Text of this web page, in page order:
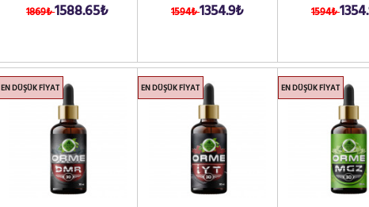
1869₺1588.65₺ 1594₺1354.9₺ 1594₺
EN DÜŞÜK FIYAT EN DÜŞÜK FIYAT EN DÜŞÜK FIYAT